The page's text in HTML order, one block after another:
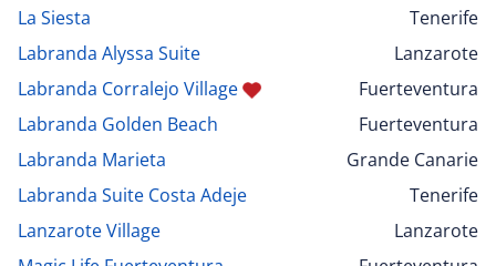
La Siesta
Tenerife
Labranda Alyssa Suite
Lanzarote
Labranda Corralejo Village
Fuerteventura
Labranda Golden Beach
Fuerteventura
Labranda Marieta
Grande Canarie
Labranda Suite Costa Adeje
Tenerife
Lanzarote Village
Lanzarote